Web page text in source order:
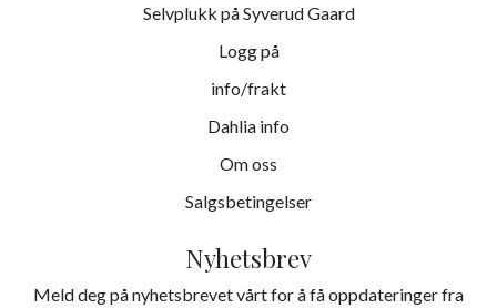
Selvplukk på Syverud Gaard
Logg på
info/frakt
Dahlia info
Om oss
Salgsbetingelser
Nyhetsbrev
Meld deg på nyhetsbrevet vårt for å få oppdateringer fra